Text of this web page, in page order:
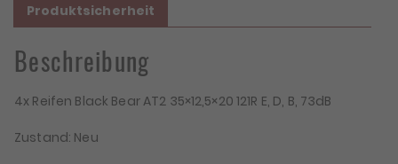
Produktsicherheit
Beschreibung
4x Reifen Black Bear AT2 35×12,5×20 121R E, D, B, 73dB
Zustand: Neu